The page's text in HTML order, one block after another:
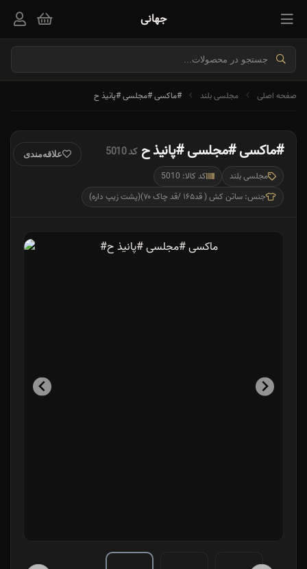
جهانی
صفحه اصلی مجلسی بلند #ماکسی #مجلسی #پانیذ ح
#ماکسی #مجلسی #پانیذ حکد 5010
مجلسی بلند
کد کالا: 5010
جنس: ساتن‌ کش ( قد۱۶۵ /قد چاک ۷۰)(پشت زیپ داره)
علاقه‌مندی